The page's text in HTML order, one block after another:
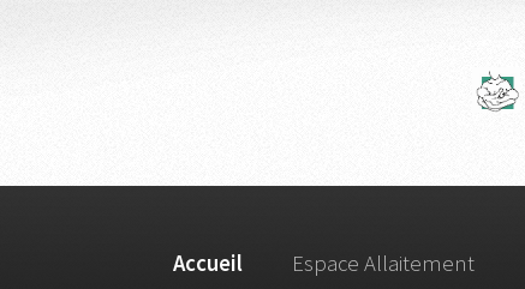
Accueil Espace Allaitement